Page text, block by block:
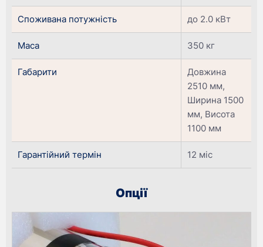
Споживана потужність до 2.0 кВт
Маса 350 кг
Габарити
Довжина
2510 мм,
Ширина 1500
мм, Висота
1100 мм
Гарантійний термін 12 міс
Опції